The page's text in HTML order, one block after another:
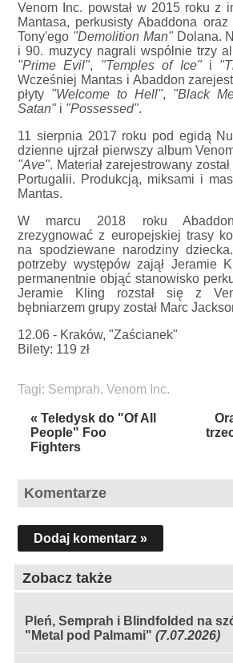
Venom Inc. powstał w 2015 roku z
Mantasa, perkusisty Abaddona
Tony'ego "Demolition Man" Dolana.
i 90. muzycy nagrali wspólnie trzy
"Prime Evil", "Temples of Ice" i
Wcześniej Mantas i Abaddon
płyty "Welcome to Hell", "Black
Satan" i "Possessed".
11 sierpnia 2017 roku pod egidą
dzienne ujrzał pierwszy album
"Ave". Materiał zarejestrowany
Portugalii. Produkcją, miksami i
Mantas.
W marcu 2018 roku
zrezygnować z europejskiej trasy
na spodziewane narodziny
potrzeby występów zajął Jeramie
permanentnie objąć stanowisko
Jeramie Kling rozstał się z
bębniarzem grupy został Marc
12.06 - Kraków, "Zaścianek"
Bilety: 119 zł
Tagi: Semprah,Venom Inc.
« Teledysk do "Of All
People" Foo
Fighters
Komentarze
Dodaj komentarz »
Zobacz także
Pleń, Semprah i Blindfolded na
"Metal pod Palmami" (7.07.2026)